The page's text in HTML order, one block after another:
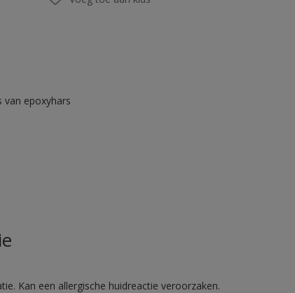
epoxyhars
Kan een allergische huidreactie veroorzaken.